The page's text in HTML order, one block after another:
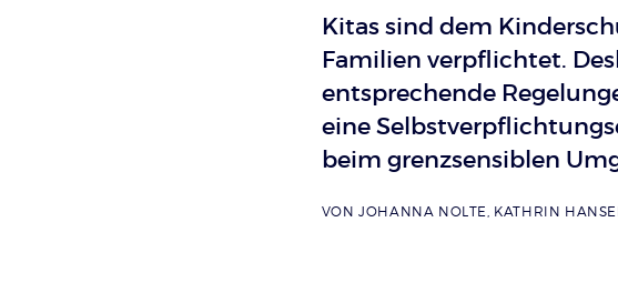
Kitas sind dem
Familien verpflichtet.
entsprechende
eine
beim grenzsensiblen
VONJOHANNA NOLTE KATHRIN